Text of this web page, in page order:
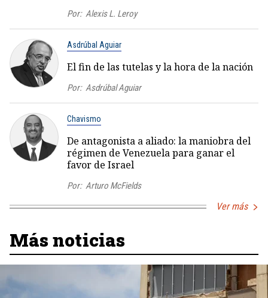
Por: Alexis L. Leroy
Asdrúbal Aguiar
El fin de las tutelas y la hora de la nación
Por: Asdrúbal Aguiar
Chavismo
De antagonista a aliado: la maniobra del
régimen de Venezuela para ganar el
favor de Israel
Por: Arturo McFields
Ver más
Más noticias